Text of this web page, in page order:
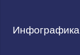
Инфографика